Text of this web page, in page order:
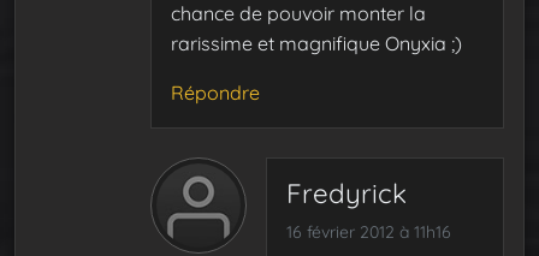
chance de pouvoir monter la
rarissime et magnifique Onyxia ;)
Répondre
Fredyrick
16 février 2012 à 11h16